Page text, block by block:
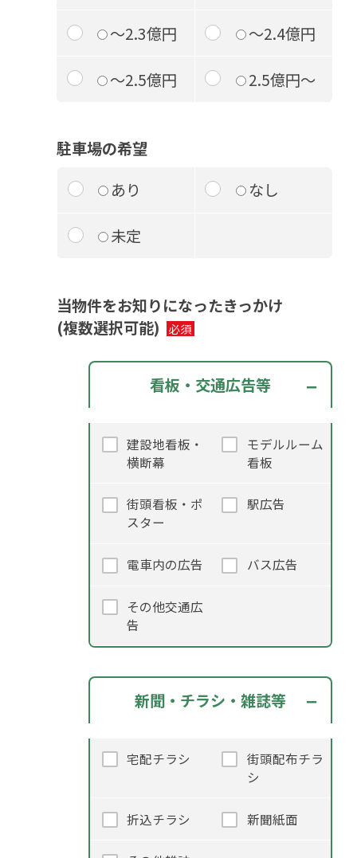
～2.3億円 ～2.4億円
～2.5億円 2.5億円～
駐車場の希望
あり
なし
未定
当物件をお知りになったきっかけ
(複数選択可能)
看板・交通広告等
建設地看板・
横断幕
モデルルーム
看板
街頭看板・ポ
スター
駅広告
電車内の広告 バス広告
その他交通広
告
新聞・チラシ・雑誌等
宅配チラシ
街頭配布チラ
シ
折込チラシ 新聞紙面